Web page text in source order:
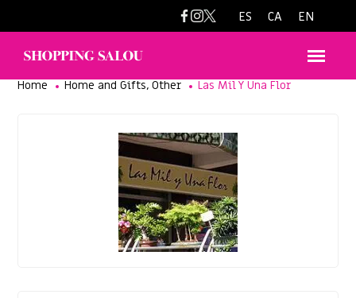
ES CA EN
977351230
Home Home and Gifts,Other Las Mil Y Una Flor